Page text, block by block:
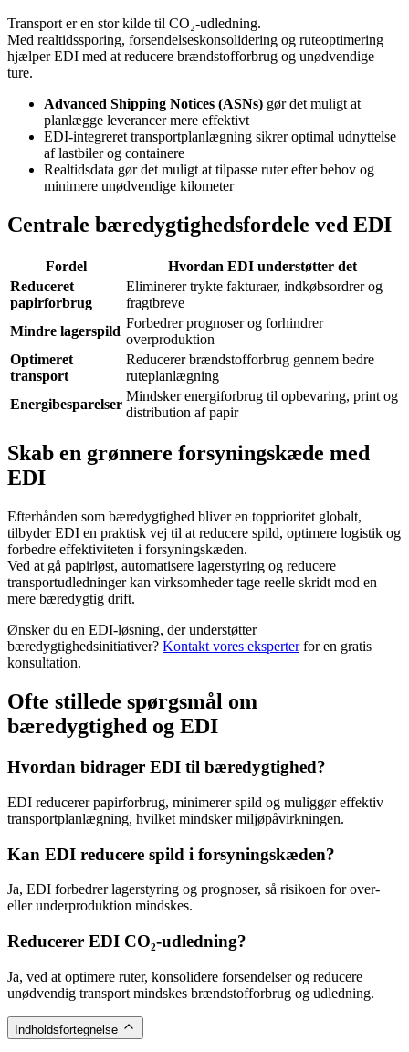
Transport er en stor kilde til CO₂-udledning.
Med realtidssporing, forsendelseskonsolidering og ruteoptimering
hjælper EDI med at reducere brændstofforbrug og unødvendige
ture.
Advanced Shipping Notices (ASNs) gør det muligt at
planlægge leverancer mere effektivt
EDI-integreret transportplanlægning sikrer optimal udnyttelse
af lastbiler og containere
Realtidsdata gør det muligt at tilpasse ruter efter behov og
minimere unødvendige kilometer
Centrale bæredygtighedsfordele ved EDI
Fordel
Hvordan EDI understøtter det
Reduceret
papirforbrug
Eliminerer trykte fakturaer, indkøbsordrer og
fragtbreve
Mindre lagerspild
Forbedrer prognoser og forhindrer
overproduktion
Optimeret
transport
Reducerer brændstofforbrug gennem bedre
ruteplanlægning
Energibesparelser
Mindsker energiforbrug til opbevaring, print og
distribution af papir
Skab en grønnere forsyningskæde med
EDI
Efterhånden som bæredygtighed bliver en topprioritet globalt,
tilbyder EDI en praktisk vej til at reducere spild, optimere logistik og
forbedre effektiviteten i forsyningskæden.
Ved at gå papirløst, automatisere lagerstyring og reducere
transportudledninger kan virksomheder tage reelle skridt mod en
mere bæredygtig drift.
Ønsker du en EDI-løsning, der understøtter
bæredygtighedsinitiativer? Kontakt vores eksperterfor en gratis
konsultation.
Ofte stillede spørgsmål om
bæredygtighed og EDI
Hvordan bidrager EDI til bæredygtighed?
EDI reducerer papirforbrug, minimerer spild og muliggør effektiv
transportplanlægning, hvilket mindsker miljøpåvirkningen.
Kan EDI reducere spild i forsyningskæden?
Ja, EDI forbedrer lagerstyring og prognoser, så risikoen for over-
eller underproduktion mindskes.
Reducerer EDI CO₂-udledning?
Ja, ved at optimere ruter, konsolidere forsendelser og reducere
unødvendig transport mindskes brændstofforbrug og udledning.
Indholdsfortegnelse